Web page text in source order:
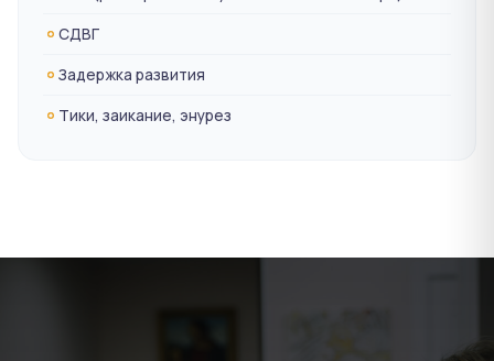
СДВГ
Задержка развития
Тики, заикание, энурез